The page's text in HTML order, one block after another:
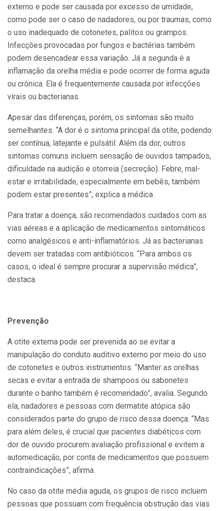
externo e pode ser causada por excesso de umidade,
como pode ser o caso de nadadores, ou por traumas, como
o uso inadequado de cotonetes, palitos ou grampos.
Infecções provocadas por fungos e bactérias também
podem desencadear essa variação. Já a segunda é a
inflamação da orelha média e pode ocorrer de forma aguda
ou crônica. Ela é frequentemente causada por infecções
virais ou bacterianas.
Apesar das diferenças, porém, os sintomas são muito
semelhantes. “A dor é o sintoma principal da otite, podendo
ser contínua, latejante e pulsátil. Além da dor, outros
sintomas comuns incluem sensação de ouvidos tampados,
dificuldade na audição e otorreia (secreção). Febre, mal-
estar e irritabilidade, especialmente em bebês, também
podem estar presentes”, explica a médica.
Para tratar a doença, são recomendados cuidados com as
vias aéreas e a aplicação de medicamentos sintomáticos
como analgésicos e anti-inflamatórios. Já as bacterianas
devem ser tratadas com antibióticos. “Para ambos os
casos, o ideal é sempre procurar a supervisão médica”,
destaca.
Prevenção
A otite externa pode ser prevenida ao se evitar a
manipulação do conduto auditivo externo por meio do uso
de cotonetes e outros instrumentos. “Manter as orelhas
secas e evitar a entrada de shampoos ou sabonetes
durante o banho também é recomendado”, avalia. Segundo
ela, nadadores e pessoas com dermatite atópica são
considerados parte do grupo de risco dessa doença. “Mas
para além deles, é crucial que pacientes diabéticos com
dor de ouvido procurem avaliação profissional e evitem a
automedicação, por conta de medicamentos que possuem
contraindicações”, afirma.
No caso da otite média aguda, os grupos de risco incluem
pessoas que possuam com frequência obstrução das vias